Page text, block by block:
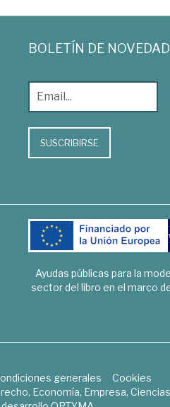
BOLETÍN DE
SUSCRIBIRSE
Ayudas públicas para la
sector del libro en el marco
generales
Cookies
Economía, Empresa,